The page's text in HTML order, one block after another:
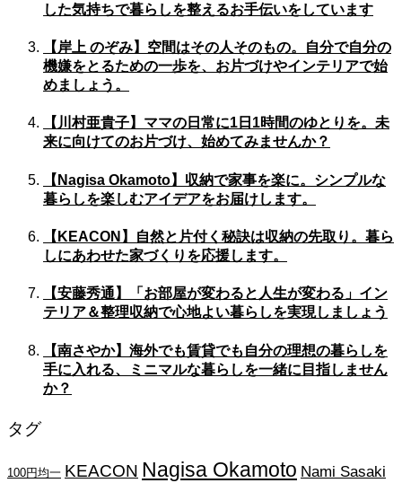
した気持ちで暮らしを整えるお手伝いをしています
【岸上 のぞみ】空間はその人そのもの。自分で自分の
機嫌をとるための一歩を、お片づけやインテリアで始
めましょう。
【川村亜貴子】ママの日常に1日1時間のゆとりを。未
来に向けてのお片づけ、始めてみませんか？
【Nagisa Okamoto】収納で家事を楽に。シンプルな
暮らしを楽しむアイデアをお届けします。
【KEACON】自然と片付く秘訣は収納の先取り。暮ら
しにあわせた家づくりを応援します。
【安藤秀通】「お部屋が変わると人生が変わる」イン
テリア＆整理収納で心地よい暮らしを実現しましょう
【南さやか】海外でも賃貸でも自分の理想の暮らしを
手に入れる、ミニマルな暮らしを一緒に目指しません
か？
タグ
100円均一 KEACON Nagisa Okamoto Nami Sasaki